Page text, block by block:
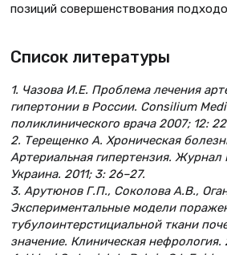
позиций совершенствования
Список литературы
1. Чазова И.Е. Проблема лечения
гипертонии в России. Consilium
поликлинического врача 2007; 12:
2. Терещенко А. Хроническая
Артериальная гипертензия. Журнал
Украина. 2011; 3: 26–27.
3. Арутюнов Г.П., Соколова А.В.,
Экспериментальные модели
тубулоинтерстициальной ткани
значение. Клиническая нефрология.